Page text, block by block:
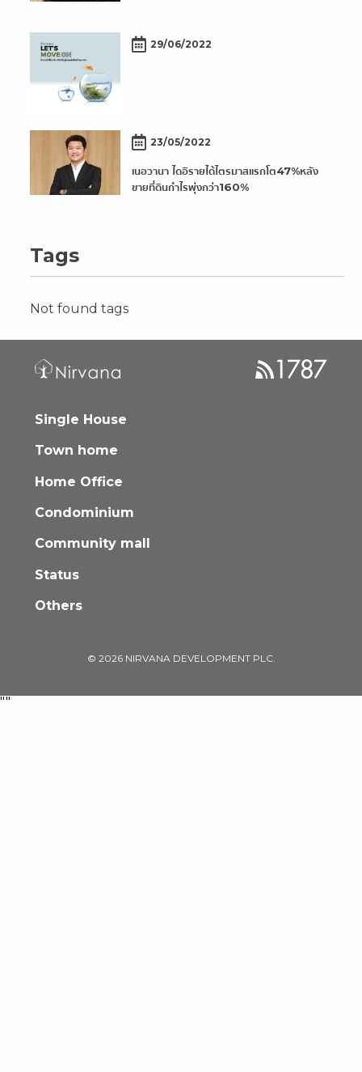
29/06/2022
23/05/2022
เนอวานา ไดอิรายได้ไตรมาสแรกโต47%หลัง
ขายที่ดินกำไรพุ่งกว่า160%
Tags
Not found tags
Single House
Town home
Home Office
Condominium
Community mall
Status
Others
© 2026 NIRVANA DEVELOPMENT PLC.
""